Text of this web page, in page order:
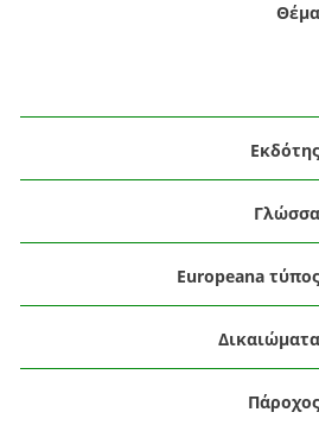
Θέμα
Εκδότης
Γλώσσα
Europeana τύπος
Δικαιώματα
Πάροχος